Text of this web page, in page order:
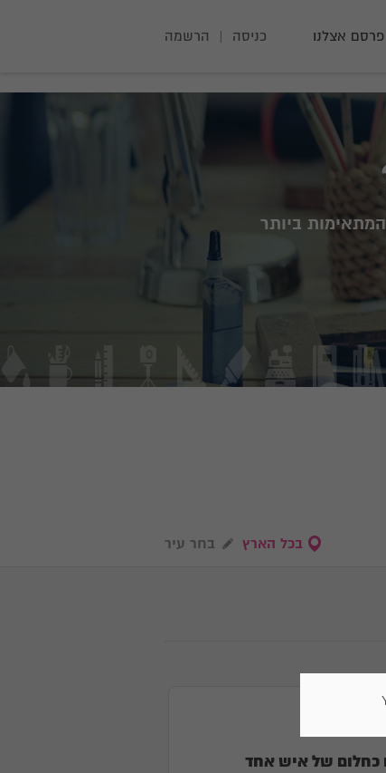
הרשמה | כניסה פרסם אצלנו
ביותר
בחר עיר בכל הארץ
כחלום של איש אחד